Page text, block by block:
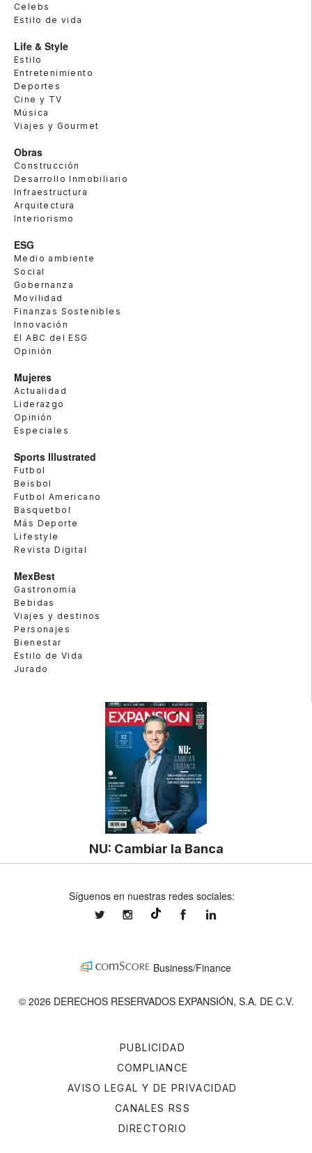
Celebs
Estilo de vida
Life & Style
Estilo
Entretenimiento
Deportes
Cine y TV
Música
Viajes y Gourmet
Obras
Construcción
Desarrollo Inmobiliario
Infraestructura
Arquitectura
Interiorismo
ESG
Medio ambiente
Social
Gobernanza
Movilidad
Finanzas Sostenibles
Innovación
El ABC del ESG
Opinión
Mujeres
Actualidad
Liderazgo
Opinión
Especiales
Sports Illustrated
Futbol
Beisbol
Futbol Americano
Basquetbol
Más Deporte
Lifestyle
Revista Digital
MexBest
Gastronomía
Bebidas
Viajes y destinos
Personajes
Bienestar
Estilo de Vida
Jurado
NU: Cambiar la Banca
PUBLICIDAD
COMPLIANCE
AVISO LEGAL Y DE PRIVACIDAD
CANALES RSS
DIRECTORIO
Síguenos en nuestras redes sociales:
expansionmxexpansionmx ExpansionMex
Business/Finance
© 2026 DERECHOS RESERVADOS EXPANSIÓN, S.A. DE C.V.